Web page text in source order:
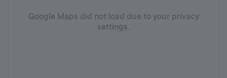
Google Maps did not load due to your privacy
settings.